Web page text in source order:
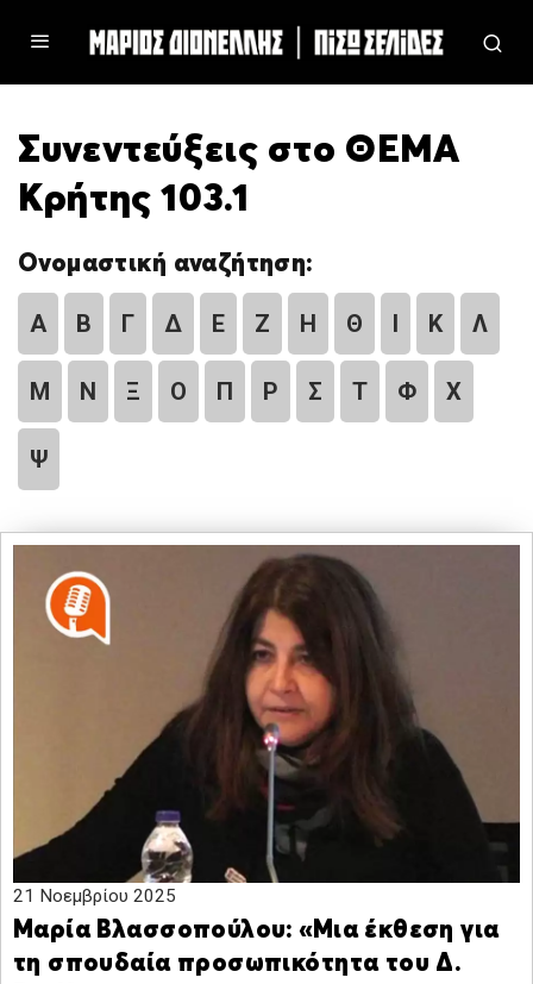
Συνεντεύξεις στο ΘΕΜΑ
Κρήτης 103.1
Ονομαστική αναζήτηση:
Α Β Γ Δ Ε Ζ Η Θ Ι Κ Λ
Μ Ν Ξ Ο Π Ρ Σ Τ Φ Χ
Ψ
21 Νοεμβρίου 2025
Μαρία Βλασσοπούλου: «Μια έκθεση για
τη σπουδαία προσωπικότητα του Δ.